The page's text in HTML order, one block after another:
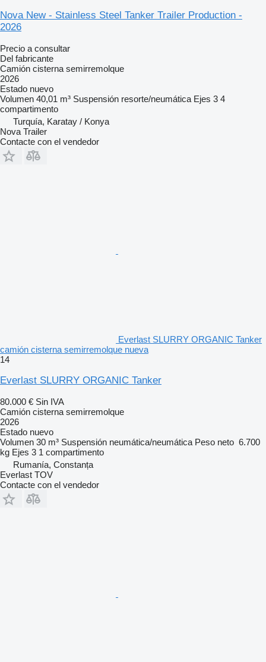
Nova New - Stainless Steel Tanker Trailer Production -
2026
Precio a consultar
Del fabricante
Camión cisterna semirremolque
2026
Estado nuevo
Volumen 40,01 m³ Suspensión resorte/neumática Ejes 3 4
compartimento
Turquía, Karatay / Konya
Nova Trailer
Contacte con el vendedor
Everlast SLURRY ORGANIC Tanker
camión cisterna semirremolque nueva
14
Everlast SLURRY ORGANIC Tanker
80.000 € Sin IVA
Camión cisterna semirremolque
2026
Estado nuevo
Volumen 30 m³ Suspensión neumática/neumática Peso neto 6.700
kg Ejes 3 1 compartimento
Rumanía, Constanța
Everlast TOV
Contacte con el vendedor